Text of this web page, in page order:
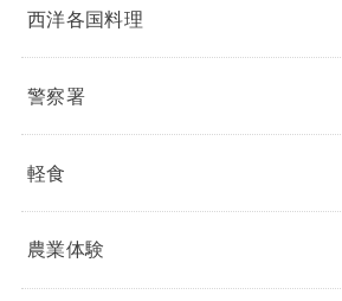
西洋各国料理
警察署
軽食
農業体験